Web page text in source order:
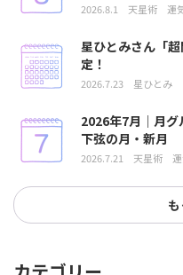
2026.8.1 天星術 運
星ひとみさん「
定！
2026.7.23 星ひとみ
2026年7月｜月グ
下弦の月・新月
2026.7.21 天星術